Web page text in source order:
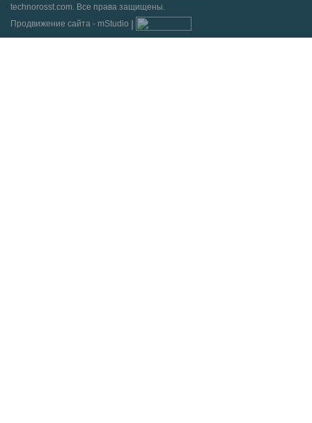
technorosst.com. Все права защищены.
Продвижение сайта - mStudio